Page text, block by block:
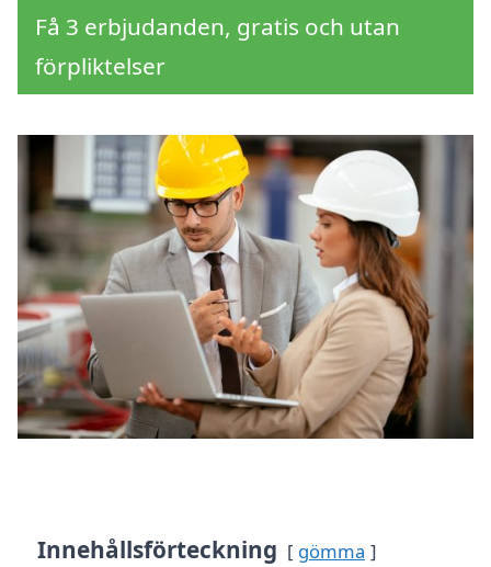
Få 3 erbjudanden, gratis och utan
förpliktelser
Innehållsförteckning gömma